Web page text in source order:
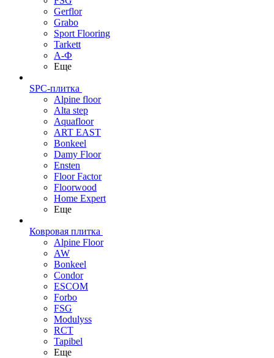
Gerflor
Grabo
Sport Flooring
Tarkett
А-Ф
Еще
SPC-плитка
Alpine floor
Alta step
Aquafloor
ART EAST
Bonkeel
Damy Floor
Ensten
Floor Factor
Floorwood
Home Expert
Еще
Ковровая плитка
Alpine Floor
AW
Bonkeel
Condor
ESCOM
Forbo
FSG
Modulyss
RCT
Tapibel
Еще